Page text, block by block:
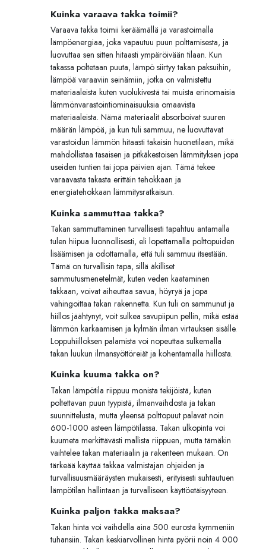
Kuinka varaava takka toimii?
Varaava takka toimii keräämällä ja varastoimalla
lämpöenergiaa, joka vapautuu puun polttamisesta, ja
luovuttaa sen sitten hitaasti ympäröivään tilaan. Kun
takassa poltetaan puuta, lämpö siirtyy takan paksuihin,
lämpöä varaaviin seinämiin, jotka on valmistettu
materiaaleista kuten vuolukivestä tai muista erinomaisia
lämmönvarastointiominaisuuksia omaavista
materiaaleista. Nämä materiaalit absorboivat suuren
määrän lämpöä, ja kun tuli sammuu, ne luovuttavat
varastoidun lämmön hitaasti takaisin huonetilaan, mikä
mahdollistaa tasaisen ja pitkäkestoisen lämmityksen jopa
useiden tuntien tai jopa päivien ajan. Tämä tekee
varaavasta takasta erittäin tehokkaan ja
energiatehokkaan lämmitysratkaisun.
Kuinka sammuttaa takka?
Takan sammuttaminen turvallisesti tapahtuu antamalla
tulen hiipua luonnollisesti, eli lopettamalla polttopuiden
lisäämisen ja odottamalla, että tuli sammuu itsestään.
Tämä on turvallisin tapa, sillä äkilliset
sammutusmenetelmät, kuten veden kaataminen
takkaan, voivat aiheuttaa savua, höyryä ja jopa
vahingoittaa takan rakennetta. Kun tuli on sammunut ja
hiillos jäähtynyt, voit sulkea savupiipun pellin, mikä estää
lämmön karkaamisen ja kylmän ilman virtauksen sisälle.
Loppuhiilloksen palamista voi nopeuttaa sulkemalla
takan luukun ilmansyöttöreiät ja kohentamalla hiillosta.
Kuinka kuuma takka on?
Takan lämpötila riippuu monista tekijöistä, kuten
poltettavan puun tyypistä, ilmanvaihdosta ja takan
suunnittelusta, mutta yleensä polttopuut palavat noin
600-1000 asteen lämpötilassa. Takan ulkopinta voi
kuumeta merkittävästi mallista riippuen, mutta tämäkin
vaihtelee takan materiaalin ja rakenteen mukaan. On
tärkeää käyttää takkaa valmistajan ohjeiden ja
turvallisuusmääräysten mukaisesti, erityisesti suhtautuen
lämpötilan hallintaan ja turvalliseen käyttöetäisyyteen.
Kuinka paljon takka maksaa?
Takan hinta voi vaihdella aina 500 eurosta kymmeniin
tuhansiin. Takan keskiarvollinen hinta pyörii noin 4 000